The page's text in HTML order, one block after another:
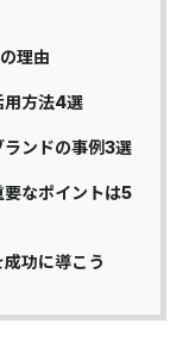
理由
用方法4選
ンドの事例3選
なポイントは5
功に導こう